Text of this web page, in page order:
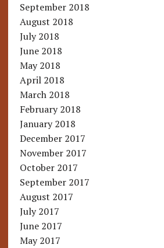
September 2018
August 2018
July 2018
June 2018
May 2018
April 2018
March 2018
February 2018
January 2018
December 2017
November 2017
October 2017
September 2017
August 2017
July 2017
June 2017
May 2017